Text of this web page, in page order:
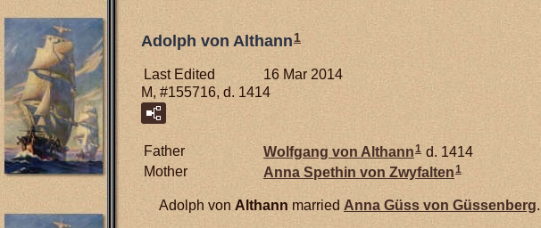
Adolph von Althann 1
Last Edited
16 Mar 2014
M, #155716, d. 1414
Father Wolfgang von Althann1 d. 1414
Mother
Anna Spethin von Zwyfalten1
Adolph von Althann married Anna Güss von Güssenberg.